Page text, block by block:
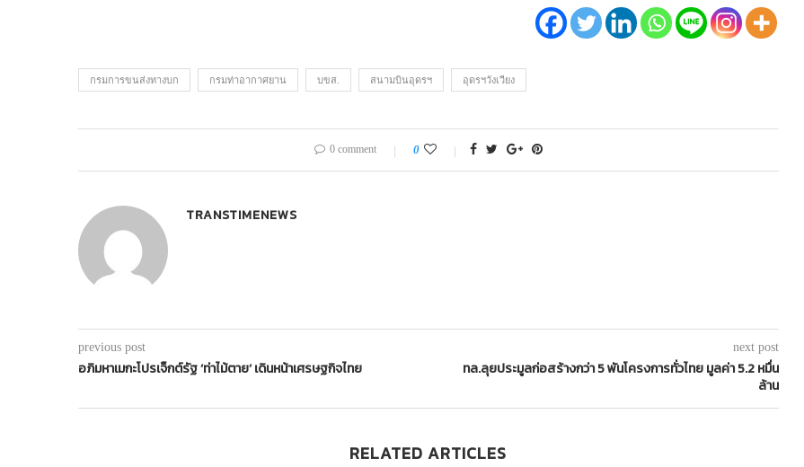
กรมการขนส่งทางบก กรมท่าอากาศยาน บขส. สนามบินอุดรฯ อุดรฯวังเวียง
0 comment 0
TRANSTIMENEWS
previous post
อภิมหาเมกะโปรเจ็กต์รัฐ ‘ท่าไม้ตาย’ เดินหน้าเศรษฐกิจไทย
next post
ทล.ลุยประมูลก่อสร้างกว่า 5 พันโครงการทั่วไทย มูลค่า 5.2 หมื่น
ล้าน
RELATED ARTICLES